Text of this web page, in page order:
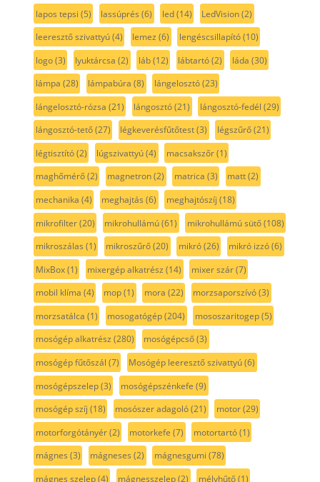
lapos tepsi (5) lassúprés (6) led(14) LedVision(2)
leeresztő szivattyú(4) lemez (6) lengéscsillapító(10)
logo(3) lyuktárcsa (2) láb(12) lábtartó(2) láda (30)
lámpa (28) lámpabúra (8) lángelosztó(23)
lángelosztó-rózsa (21) lángosztó(21) lángosztó-fedél (29)
lángosztó-tető(27) légkeverésfűtőtest(3) légszűrő(21)
légtisztító(2) lúgszivattyú(4) macsakszőr(1)
maghőmérő(2) magnetron(2) matrica (3) matt(2)
mechanika (4) meghajtás (6) meghajtószíj (18)
mikrofilter(20) mikrohullámú(61) mikrohullámú sütő(108)
mikroszálas (1) mikroszűrő(20) mikró(26) mikró izzó(6)
MixBox(1) mixergép alkatrész (14) mixer szár(7)
mobil klíma (4) mop(1) mora (22) morzsaporszívó(3)
morzsatálca (1) mosogatógép(204) mososzaritogep(5)
mosógép alkatrész (280) mosógépcső(3)
mosógép fűtőszál (7) Mosógép leeresztő szivattyú(6)
mosógépszelep(3) mosógépszénkefe (9)
mosógép szíj (18) mosószer adagoló(21) motor(29)
motorforgótányér(2) motorkefe (7) motortartó(1)
mágnes (3) mágneses (2) mágnesgumi (78)
mágnes szelep(4) mágnesszelep(2) mélyhűtő(1)